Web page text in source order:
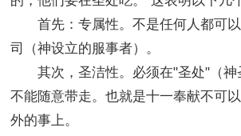
首先：专属性。不是任何人都可以
司（神设立的服事者）。
其次，圣洁性。必须在"圣处"（神
不能随意带走。也就是十一奉献不可
外的事上。